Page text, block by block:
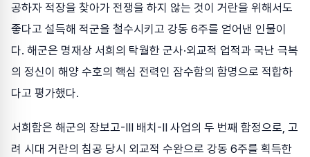
공하자 적장을 찾아가 전쟁을 하지 않는 것이 거란을 위해서도
좋다고 설득해 적군을 철수시키고 강동 6주를 얻어낸 인물이
다. 해군은 명재상 서희의 탁월한 군사·외교적 업적과 국난 극복
의 정신이 해양 수호의 핵심 전력인 잠수함의 함명으로 적합하
다고 평가했다.
서희함은 해군의 장보고-Ⅲ 배치-Ⅱ 사업의 두 번째 함정으로, 고
려 시대 거란의 침공 당시 외교적 수완으로 강동 6주를 획득한